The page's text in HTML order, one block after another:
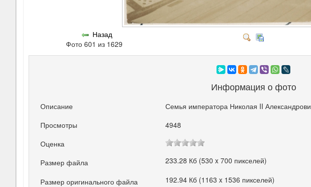
Назад
Фото 601 из 1629
Информация о фото
Описание
Семья императора Николая II
Просмотры
4948
Оценка
Размер файла
233.28 Кб (530 x 700 пикселей)
Размер оригинального файла 192.94 Кб (1163 x 1536 пикселей)